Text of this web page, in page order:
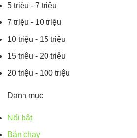
5 triệu - 7 triệu
7 triệu - 10 triệu
10 triệu - 15 triệu
15 triệu - 20 triệu
20 triệu - 100 triệu
Danh mục
Nổi bật
Bán chạy